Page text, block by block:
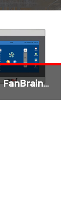
FanBrain™– Next-Generation HVLS Control System